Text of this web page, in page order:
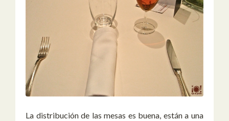
La distribución de las mesas es buena, están a una